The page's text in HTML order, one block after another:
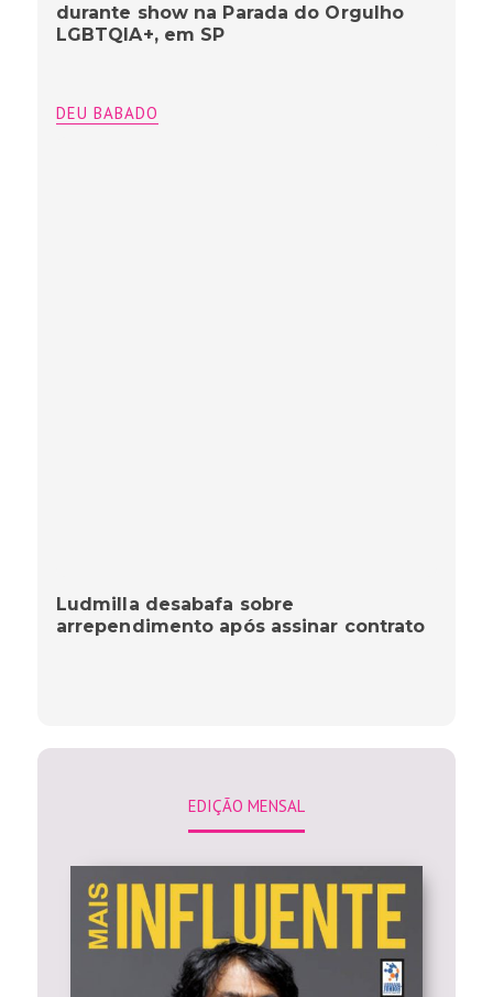
durante show na Parada do Orgulho
LGBTQIA+, em SP
DEU BABADO
Ludmilla desabafa sobre
arrependimento após assinar contrato
EDIÇÃO MENSAL